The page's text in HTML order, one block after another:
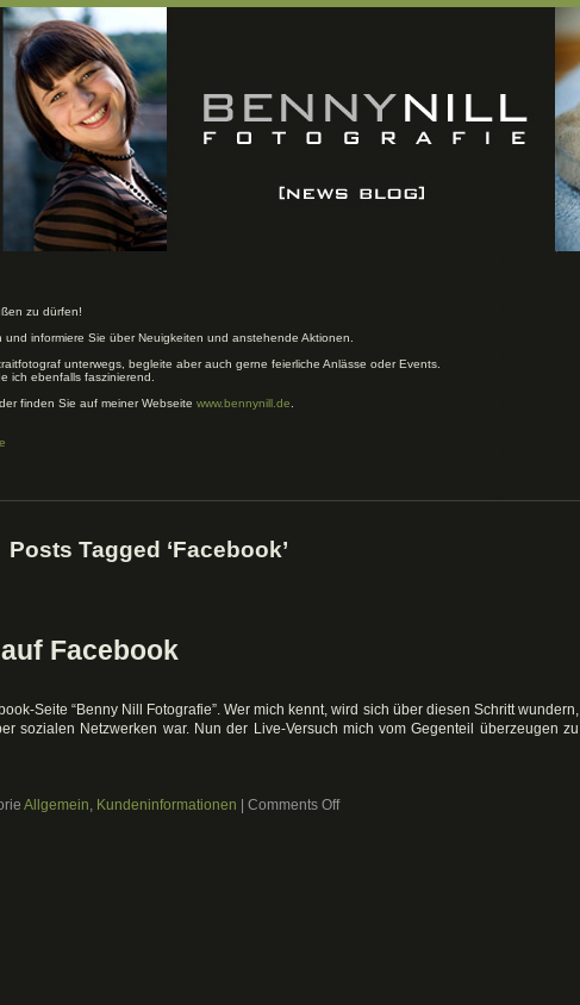
zu dürfen!
informiere Sie über Neuigkeiten und anstehende Aktionen.
unterwegs, begleite aber auch gerne feierliche Anlässe oder Events.
ich ebenfalls faszinierend.
finden Sie auf meiner Webseite www.bennynill.de
Posts Tagged ‘Facebook’
Facebook
Seite “Benny Nill Fotografie”. Wer mich kennt, wird sich über diesen Schritt wundern,
sozialen Netzwerken war. Nun der Live-Versuch mich vom Gegenteil überzeugen zu
Allgemein, Kundeninformationen Comments Offon